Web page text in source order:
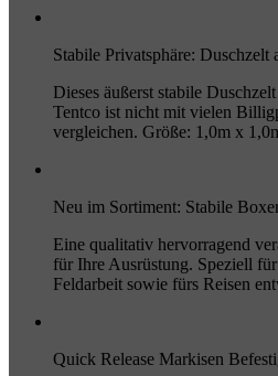
Stabile Privatsphäre: Duschzelt
Dieses äußerst stabile
Tentco ist nicht mit vielen
vergleichen. Größe: 1,0m x
Neu im Sortiment: Stabile
Eine qualitativ hervorragend
für Ihre Ausrüstung. Speziell
Feldarbeit sowie fürs Reisen
Quick Release Markisen